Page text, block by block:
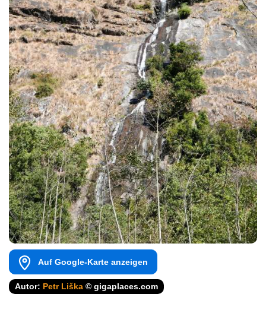
Auf Google-Karte anzeigen
Autor: Petr Liška © gigaplaces.com